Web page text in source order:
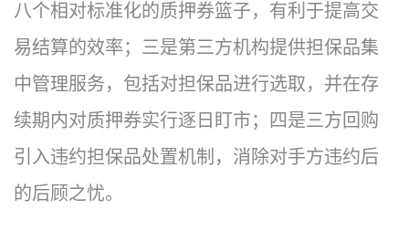
八个相对标准化的质押券篮子，有利于提高交
易结算的效率；三是第三方机构提供担保品集
中管理服务，包括对担保品进行选取，并在存
续期内对质押券实行逐日盯市；四是三方回购
引入违约担保品处置机制，消除对手方违约后
的后顾之忧。